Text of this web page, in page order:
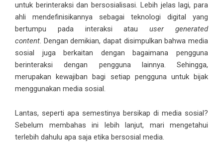
untuk berinteraksi dan bersosialisasi. Lebih jelas lagi, para
ahli mendefinisikannya sebagai teknologi digital yang
bertumpu pada interaksi atauuser generated
content. Dengan demikian, dapat disimpulkan bahwa media
sosial juga berkaitan dengan bagaimana pengguna
berinteraksi dengan pengguna lainnya. Sehingga,
merupakan kewajiban bagi setiap pengguna untuk bijak
menggunakan media sosial.
Lantas, seperti apa semestinya bersikap di media sosial?
Sebelum membahas ini lebih lanjut, mari mengetahui
terlebih dahulu apa saja etika bersosial media.